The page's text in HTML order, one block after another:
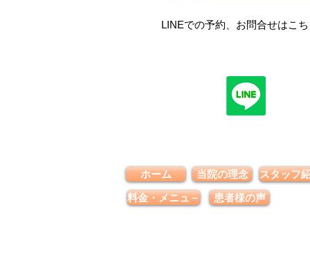
LINEでの予約、お問合せはこ
ホーム 当院の理念
スタッフ
料金・メニュ－
患者様の声